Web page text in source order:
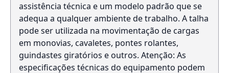
assistência técnica e um modelo padrão que se
adequa a qualquer ambiente de trabalho. A talha
pode ser utilizada na movimentação de cargas
em monovias, cavaletes, pontes rolantes,
guindastes giratórios e outros. Atenção: As
especificações técnicas do equipamento podem